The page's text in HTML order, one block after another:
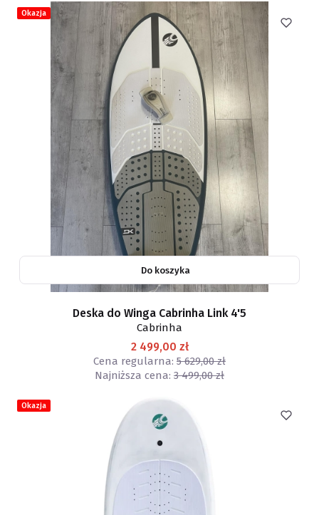
Okazja
Do koszyka
Deska do Winga Cabrinha Link 4'5
Cabrinha
2 499,00 zł
Cena regularna: 5 629,00 zł
Najniższa cena: 3 499,00 zł
Okazja